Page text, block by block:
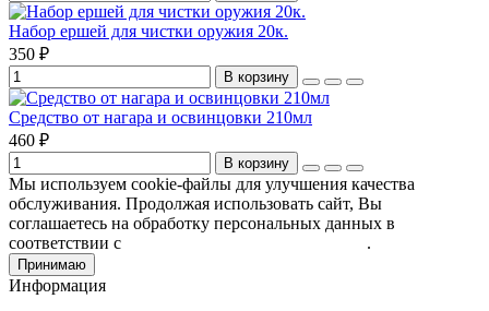
Набор ершей для чистки оружия 20к.
350 ₽
В корзину
Средство от нагара и освинцовки 210мл
460 ₽
В корзину
Мы используем cookie-файлы для улучшения качества
обслуживания. Продолжая использовать сайт, Вы
соглашаетесь на обработку персональных данных в
соответствии с
.
Принимаю
Информация